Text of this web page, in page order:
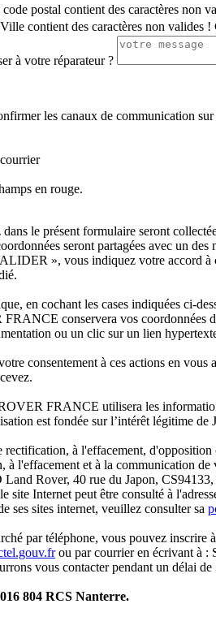
postal contient des caractères non
contient des caractères non valides !
à votre réparateur ?
les canaux de communication
courrier
en rouge.
dans le présent formulaire seront
seront partagées avec un
», vous indiquez votre accord
en cochant les cases indiquées ci-
conservera vos coordonnées
ou un clic sur un lien
consentement à ces actions en
FRANCE utilisera les
est fondée sur l’intérêt légitime
rectification, à l'effacement,
à l'effacement et à la communication
Rover, 40 rue du Japon,
site Internet peut être consulté à
ses sites internet, veuillez consulter sa
par téléphone, vous pouvez
ou par courrier en écrivant à :
vous contacter pendant un délai
804 RCS Nanterre.